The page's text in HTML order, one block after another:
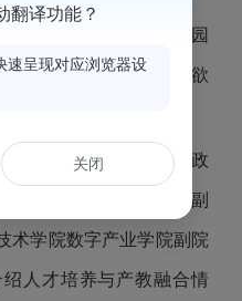
介绍发展现状，围绕园
、服务提升等方面畅所欲
量发展积极建言献策。
、市、区高层次人才政
福建农业职业技术学院副
术学院数字产业学院副院
人才培养与产教融合情
翻译功能？
速呈现对应浏览器设
关闭